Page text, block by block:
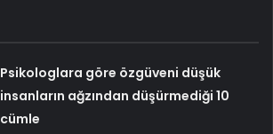
Psikologlara göre özgüveni düşük
insanların ağzından düşürmediği 10
cümle